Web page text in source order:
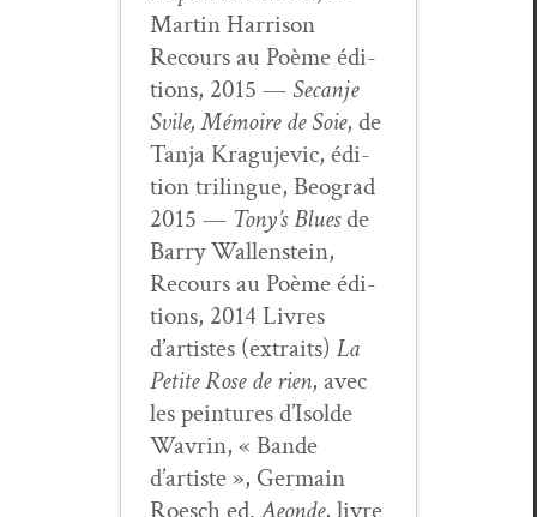
Mar­tin Har­ri­son
Recours au Poème édi­
tions, 2015 — Secan­je
Svile, Mémoire de Soie, de
Tan­ja Kragu­je­vic, édi­
tion trilingue, Beograd
2015 — Tony’s Bluesde
Bar­ry Wal­len­stein,
Recours au Poème édi­
tions, 2014 Livres
d’artistes (extraits) La
Petite Rose de rien, avec
les pein­tures d’Isol­de
Wavrin, « Bande
d’artiste », Ger­main
Roesch ed.Aeonde, livre